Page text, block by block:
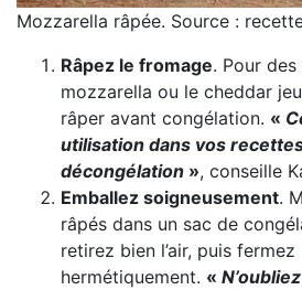
Mozzarella râpée. Source :
Râpez le fromage. Pour
mozzarella ou le cheddar
râper avant congélation. «
utilisation dans vos
décongélation », conseille
Emballez soigneusement.
râpés dans un sac de
retirez bien l’air, puis fermez
hermétiquement. «